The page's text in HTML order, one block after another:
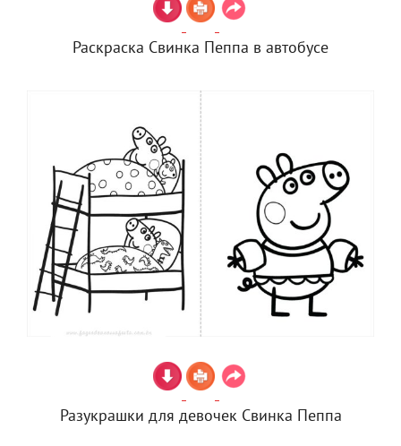
Раскраска Свинка Пеппа в автобусе
Разукрашки для девочек Свинка Пеппа